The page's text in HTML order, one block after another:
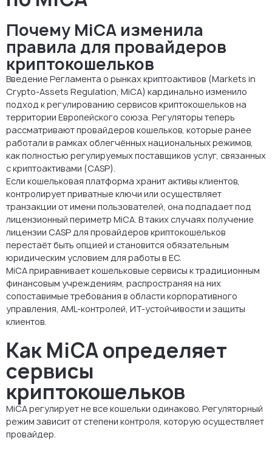
Почему MiCA изменила
правила для провайдеров
криптокошельков
Введение Регламента о рынках криптоактивов (Markets in
Crypto-Assets Regulation, MiCA) кардинально изменило
подход к регулированию сервисов криптокошельков на
территории Европейского союза. Регуляторы теперь
рассматривают провайдеров кошельков, которые ранее
работали в рамках облегчённых национальных режимов,
как полностью регулируемых поставщиков услуг, связанных
с криптоактивами (CASP).
Если кошельковая платформа хранит активы клиентов,
контролирует приватные ключи или осуществляет
транзакции от имени пользователей, она подпадает под
лицензионный периметр MiCA. В таких случаях получение
лицензии CASP для провайдеров криптокошельков
перестаёт быть опцией и становится обязательным
юридическим условием для работы в ЕС.
MiCA приравнивает кошельковые сервисы к традиционным
финансовым учреждениям, распространяя на них
сопоставимые требования в области корпоративного
управления, AML-контролей, ИТ-устойчивости и защиты
клиентов.
Как MiCA определяет
сервисы
криптокошельков
MiCA регулирует не все кошельки одинаково. Регуляторный
режим зависит от степени контроля, которую осуществляет
провайдер.